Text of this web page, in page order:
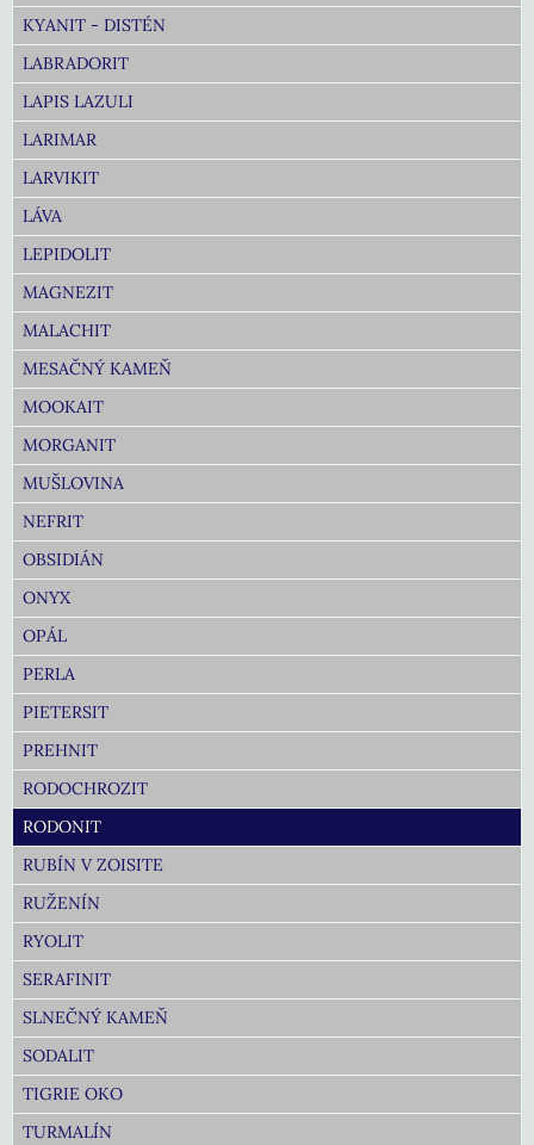
KYANIT - DISTÉN
LABRADORIT
LAPIS LAZULI
LARIMAR
LARVIKIT
LÁVA
LEPIDOLIT
MAGNEZIT
MALACHIT
MESAČNÝ KAMEŇ
MOOKAIT
MORGANIT
MUŠLOVINA
NEFRIT
OBSIDIÁN
ONYX
OPÁL
PERLA
PIETERSIT
PREHNIT
RODOCHROZIT
RODONIT
RUBÍN V ZOISITE
RUŽENÍN
RYOLIT
SERAFINIT
SLNEČNÝ KAMEŇ
SODALIT
TIGRIE OKO
TURMALÍN